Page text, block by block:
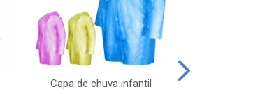
Capa de chuva infantil